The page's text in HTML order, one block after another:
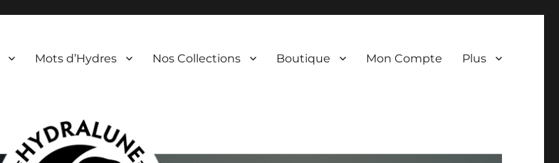
Mots d’Hydres Nos Collections Boutique Mon Compte Plus